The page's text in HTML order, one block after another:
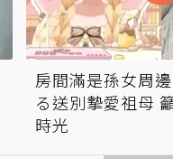
房間滿是孫女周
る送別摯愛祖母
時光